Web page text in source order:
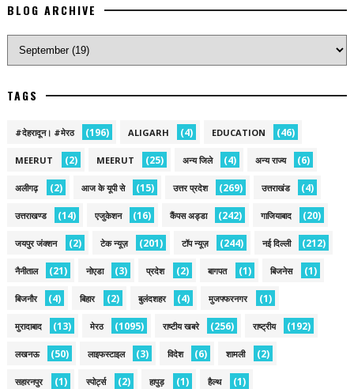
BLOG ARCHIVE
TAGS
#देहरादून। #मेरठ (196) ALIGARH (4) EDUCATION (46)
MEERUT (2) MEERUT (25) अन्य जिले (4) अन्य राज्य (6)
अलीगढ़ (2) आज के यूपी से (15) उत्तर प्रदेश (269) उत्तराखंड (4)
उत्तराखण्ड (14) एजुकेशन (16) कैंपस अड्डा (242) गाजियाबाद (20)
जयपुर जंक्शन (2) टेक न्यूज़ (201) टॉप न्यूज़ (244) नई द‍िल्ली (212)
नैनीताल (21) नोएडा (3) प्रदेश (2) बागपत (1) बिजनेस (1)
बिजनौर (4) बिहार (2) बुलंदशहर (4) मुजफ्फरनगर (1)
मुरादाबाद (13) मेरठ (1095) राष्टीय खबरे (256) राष्ट्रीय (192)
लखनऊ (50) लाइफस्टाइल (3) विदेश (6) शामली (2)
सहारनपुर (1) स्पोर्ट्स (2) हापुड़ (1) हैल्थ (1)